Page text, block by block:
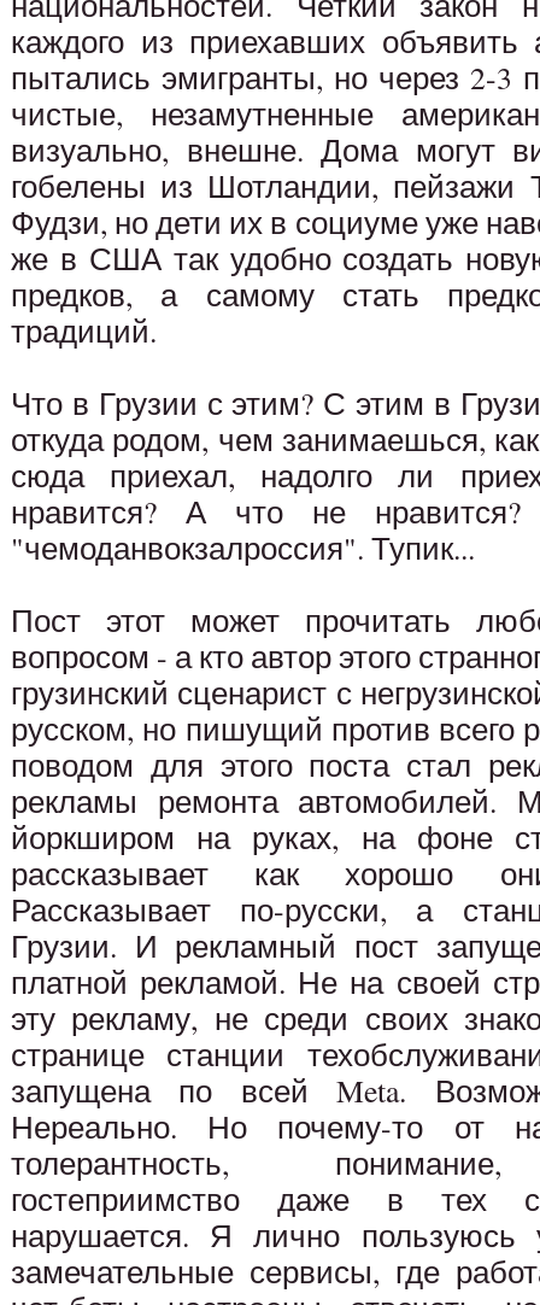
каждого из приехавших
пытались эмигранты, но через 2-3
чистые, незамутненные
визуально, внешне. Дома могут
гобелены из Шотландии,
Фудзи, но дети их в социуме уже
же в США так удобно создать
предков, а самому стать
традиций.
Что в Грузии с этим? С этим в
откуда родом, чем занимаешься,
сюда приехал, надолго ли
нравится? А что не
"чемоданвокзалроссия". Тупик...
Пост этот может прочитать
вопросом - а кто автор этого
грузинский сценарист с
русском, но пишущий против всего
поводом для этого поста стал
рекламы ремонта автомобилей.
йоркширом на руках, на фоне
рассказывает как хорошо
Рассказывает по-русски, а
Грузии. И рекламный пост
платной рекламой. Не на своей
эту рекламу, не среди своих
странице станции
запущена по всей Meta.
Нереально. Но почему-то от
толерантность, понимание,
гостеприимство даже в тех
нарушается. Я лично пользуюсь
замечательные сервисы, где